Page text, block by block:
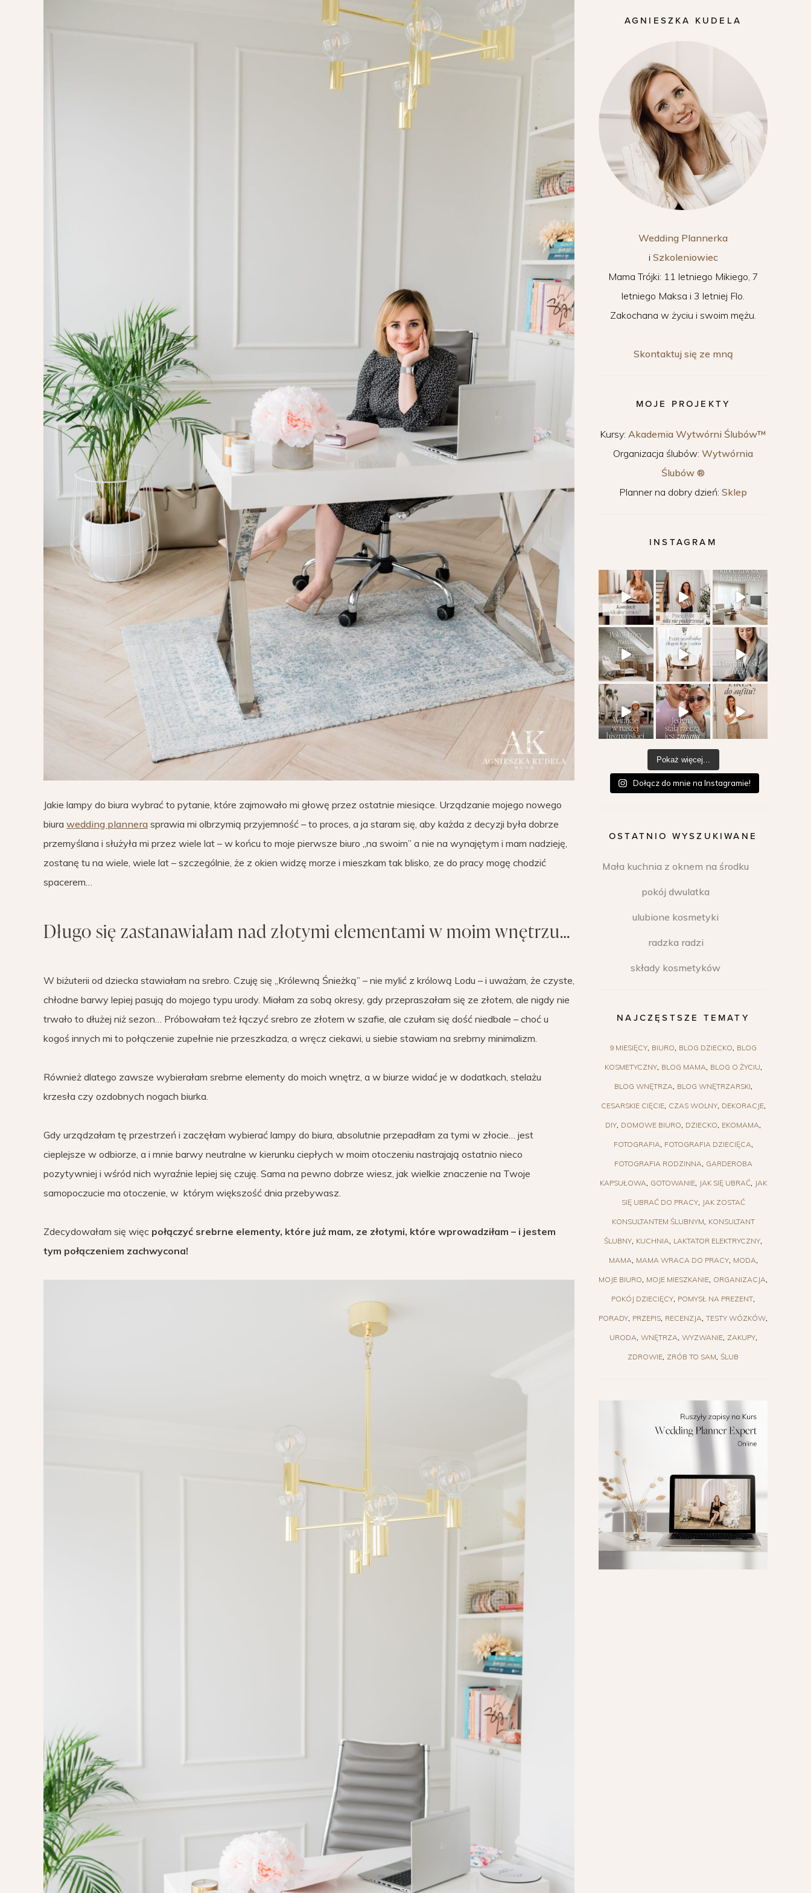
OGRÓD NA CO DZIEŃMODA DZIECIĘCA
POKÓJ DZIECIĘCY
PORADY DLA RODZICÓW
ROZSZERZANIE DIETY
MINIMALIZM
ROZWÓJ OSOBISTY
URODA
ZDROWIE
WYPRAWKA
Jakie lampy do biura wybrać to pytanie, które zajmowało mi głowę przez ostatnie miesiące. Urządzanie mojego nowego
biura wedding plannera sprawia mi olbrzymią przyjemność – to proces, a ja staram się, aby każda z decyzji była dobrze
przemyślana i służyła mi przez wiele lat – w końcu to moje pierwsze biuro „na swoim” a nie na wynajętym i mam nadzieję,
zostanę tu na wiele, wiele lat – szczególnie, że z okien widzę morze i mieszkam tak blisko, ze do pracy mogę chodzić
spacerem…
Długo się zastanawiałam nad złotymi elementami w moim wnętrzu…
W biżuterii od dziecka stawiałam na srebro. Czuję się „Królewną Śnieżką” – nie mylić z królową Lodu – i uważam, że czyste,
chłodne barwy lepiej pasują do mojego typu urody. Miałam za sobą okresy, gdy przepraszałam się ze złotem, ale nigdy nie
trwało to dłużej niż sezon… Próbowałam też łączyć srebro ze złotem w szafie, ale czułam się dość niedbale – choć u
kogoś innych mi to połączenie zupełnie nie przeszkadza, a wręcz ciekawi, u siebie stawiam na srebrny minimalizm.
Również dlatego zawsze wybierałam srebrne elementy do moich wnętrz, a w biurze widać je w dodatkach, stelażu
krzesła czy ozdobnych nogach biurka.
Gdy urządzałam tę przestrzeń i zaczęłam wybierać lampy do biura, absolutnie przepadłam za tymi w złocie… jest
cieplejsze w odbiorze, a i mnie barwy neutralne w kierunku ciepłych w moim otoczeniu nastrajają ostatnio nieco
pozytywniej i wśród nich wyraźnie lepiej się czuję. Sama na pewno dobrze wiesz, jak wielkie znaczenie na Twoje
samopoczucie ma otoczenie, w którym większość dnia przebywasz.
Zdecydowałam się więc połączyć srebrne elementy, które już mam, ze złotymi, które wprowadziłam – i jestem
tym połączeniem zachwycona!
AGNIESZKA KUDELA
Wedding Plannerka
i Szkoleniowiec
Mama Trójki: 11 letniego Mikiego, 7
letniego Maksa i 3 letniej Flo.
Zakochana w życiu i swoim mężu.
Skontaktuj się ze mną
MOJE PROJEKTY
Kursy: Akademia Wytwórni Ślubów™
Organizacja ślubów: Wytwórnia
Ślubów ®
Planner na dobry dzień: Sklep
INSTAGRAM
Pokaż więcej...
Dołącz do mnie na Instagramie!
OSTATNIO WYSZUKIWANE
Mała kuchnia z oknem na środku
pokój dwulatka
ulubione kosmetyki
radzka radzi
składy kosmetyków
NAJCZĘSTSZE TEMATY
9 MIESIĘCY BIURO BLOG DZIECKO BLOG
KOSMETYCZNY BLOG MAMA BLOG O ŻYCIU
BLOG WNĘTRZA BLOG WNĘTRZARSKI
CESARSKIE CIĘCIE CZAS WOLNY DEKORACJE
DIY DOMOWE BIURO DZIECKO EKOMAMA
FOTOGRAFIA FOTOGRAFIA DZIECIĘCA
FOTOGRAFIA RODZINNA GARDEROBA
KAPSUŁOWA GOTOWANIE JAK SIĘ UBRAĆ JAK
SIĘ UBRAĆ DO PRACY JAK ZOSTAĆ
KONSULTANTEM ŚLUBNYM KONSULTANT
ŚLUBNY KUCHNIA LAKTATOR ELEKTRYCZNY
MAMA MAMA WRACA DO PRACY MODA
MOJE BIURO MOJE MIESZKANIE ORGANIZACJA
POKÓJ DZIECIĘCY POMYSŁ NA PREZENT
PORADY PRZEPIS RECENZJA TESTY WÓZKÓW
URODA WNĘTRZA WYZWANIE ZAKUPY
ZDROWIE ZRÓB TO SAM ŚLUB